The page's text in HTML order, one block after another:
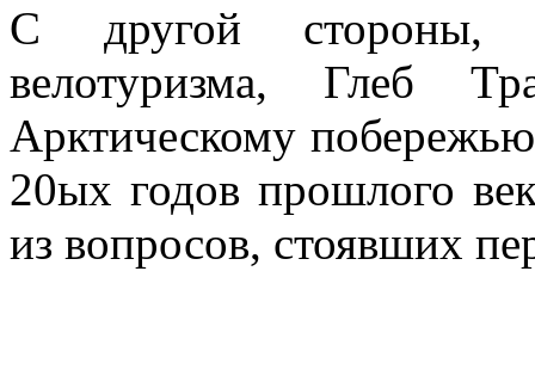
С другой стороны,
велотуризма, Глеб
Арктическому
20ых годов прошлого
из вопросов, стоявших